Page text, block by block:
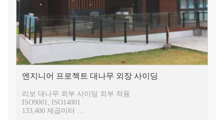
엔지니어 프로젝트 대나무 외장 사이딩
리보 대나무 외부 사이딩 외부 적용
ISO9001, ISO14001
133,400 제곱미터